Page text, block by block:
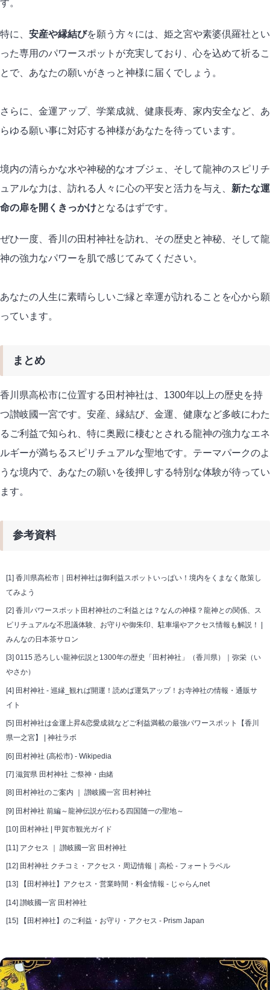
す。
特に、 安産や縁結びを願う方々には、姫之宮や素婆倶羅社とい
った専用のパワースポットが充実しており、心を込めて祈るこ
とで、あなたの願いがきっと神様に届くでしょう。
さらに、金運アップ、学業成就、健康長寿、家内安全など、あ
らゆる願い事に対応する神様があなたを待っています。
境内の清らかな水や神秘的なオブジェ、そして龍神のスピリチ
ュアルな力は、訪れる人々に心の平安と活力を与え、 新たな運
命の扉を開くきっかけとなるはずです。
ぜひ一度、香川の田村神社を訪れ、その歴史と神秘、そして龍
神の強力なパワーを肌で感じてみてください。
あなたの人生に素晴らしいご縁と幸運が訪れることを心から願
っています。
まとめ
香川県高松市に位置する田村神社は、1300年以上の歴史を持
つ讃岐國一宮です。安産、縁結び、金運、健康など多岐にわた
るご利益で知られ、特に奥殿に棲むとされる龍神の強力なエネ
ルギーが満ちるスピリチュアルな聖地です。テーマパークのよ
うな境内で、あなたの願いを後押しする特別な体験が待ってい
ます。
参考資料
[1] 香川県高松市｜田村神社は御利益スポットいっぱい！境内をくまなく散策し
てみよう
[2] 香川パワースポット田村神社のご利益とは？なんの神様？龍神との関係、ス
ピリチュアルな不思議体験、お守りや御朱印、駐車場やアクセス情報も解説！ |
みんなの日本茶サロン
[3] 0115 恐ろしい龍神伝説と1300年の歴史「田村神社」（香川県）｜弥栄（い
やさか）
[4] 田村神社 - 巡縁_観れば開運！読めば運気アップ！お寺神社の情報・通販サ
イト
[5] 田村神社は金運上昇&恋愛成就などご利益満載の最強パワースポット【香川
県一之宮】 | 神社ラボ
[6] 田村神社 (高松市) - Wikipedia
[7] 滋賀県 田村神社 ご祭神・由緒
[8] 田村神社のご案内 ｜ 讃岐國一宮 田村神社
[9] 田村神社 前編～龍神伝説が伝わる四国随一の聖地～
[10] 田村神社 | 甲賀市観光ガイド
[11] アクセス ｜ 讃岐國一宮 田村神社
[12] 田村神社 クチコミ・アクセス・周辺情報｜高松 - フォートラベル
[13] 【田村神社】アクセス・営業時間・料金情報 - じゃらんnet
[14] 讃岐國一宮 田村神社
[15] 【田村神社】のご利益・お守り・アクセス - Prism Japan